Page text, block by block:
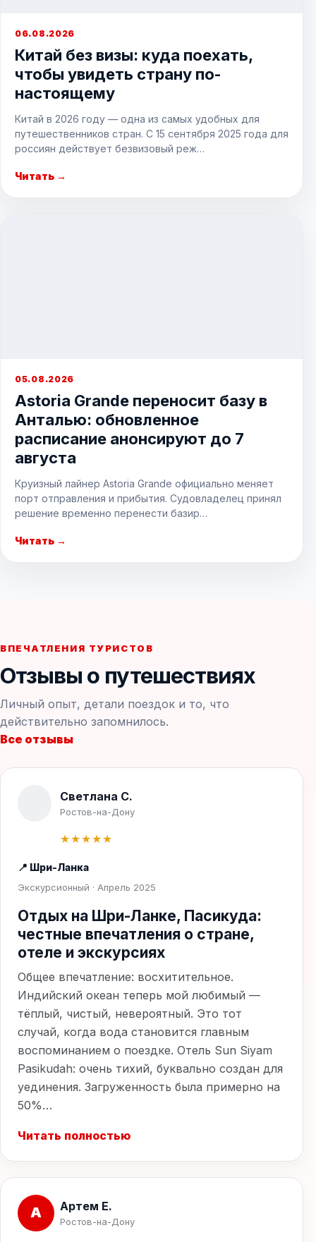
06.08.2026
Китай без визы: куда поехать,
чтобы увидеть страну по-
настоящему
Китай в 2026 году — одна из самых удобных для
путешественников стран. С 15 сентября 2025 года для
россиян действует безвизовый реж…
Читать →
05.08.2026
Astoria Grande переносит базу в
Анталью: обновленное
расписание анонсируют до 7
августа
Круизный лайнер Astoria Grande официально меняет
порт отправления и прибытия. Судовладелец принял
решение временно перенести базир…
Читать →
ВПЕЧАТЛЕНИЯ ТУРИСТОВ
Отзывы о путешествиях
Личный опыт, детали поездок и то, что
действительно запомнилось.
Все отзывы
Светлана С.
Ростов-на-Дону
★★★★★
📍 Шри-Ланка
Экскурсионный · Апрель 2025
Отдых на Шри-Ланке, Пасикуда:
честные впечатления о стране,
отеле и экскурсиях
Общее впечатление: восхитительное.
Индийский океан теперь мой любимый —
тёплый, чистый, невероятный. Это тот
случай, когда вода становится главным
воспоминанием о поездке. Отель Sun Siyam
Pasikudah: очень тихий, буквально создан для
уединения. Загруженность была примерно на
50%…
Читать полностью
А Артем Е.
Ростов-на-Дону